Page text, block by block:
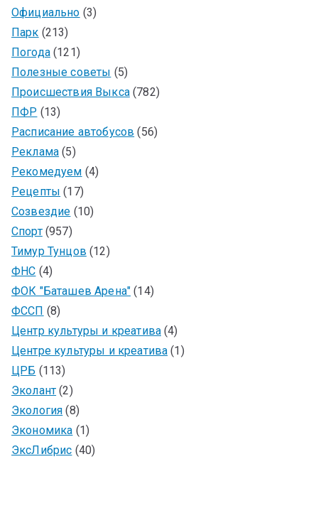
Официально (3)
Парк (213)
Погода(121)
Полезные советы (5)
Происшествия Выкса(782)
ПФР (13)
Расписание автобусов (56)
Реклама (5)
Рекомедуем (4)
Рецепты (17)
Созвездие (10)
Спорт(957)
Тимур Тунцов (12)
ФНС (4)
ФОК "Баташев Арена" (14)
ФССП (8)
Центр культуры и креатива (4)
Центре культуры и креатива (1)
ЦРБ (113)
Эколант (2)
Экология (8)
Экономика (1)
ЭксЛибрис (40)